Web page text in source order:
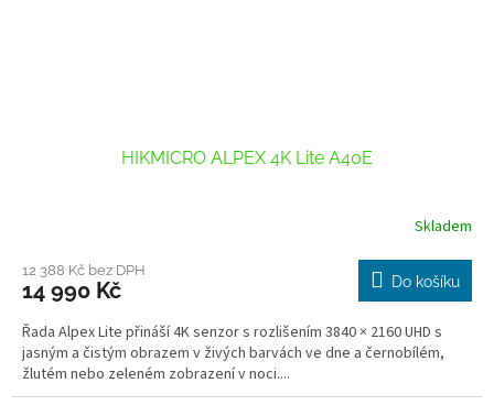
HIKMICRO ALPEX 4K Lite A40E
Skladem
12 388 Kč bez DPH
14 990 Kč Do košíku
Řada Alpex Lite přináší 4K senzor s rozlišením 3840 × 2160 UHD s
jasným a čistým obrazem v živých barvách ve dne a černobílém,
žlutém nebo zeleném zobrazení v noci....